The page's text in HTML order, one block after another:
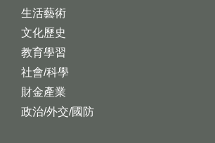
生活藝術
文化歷史
教育學習
社會/科學
財金產業
政治/外交/國防